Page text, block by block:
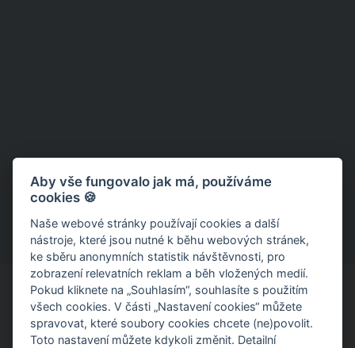
Aby vše fungovalo jak má, používáme
cookies 🍪
Naše webové stránky používají cookies a další
nástroje, které jsou nutné k běhu webových stránek,
ke sběru anonymních statistik návštěvnosti, pro
zobrazení relevatních reklam a běh vložených medií.
Pokud kliknete na „Souhlasím“, souhlasíte s použitím
všech cookies. V části „Nastavení cookies“ můžete
spravovat, které soubory cookies chcete (ne)povolit.
Toto nastavení můžete kdykoli změnit. Detailní